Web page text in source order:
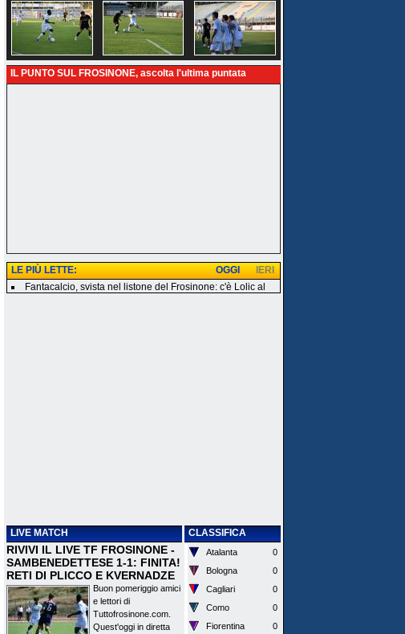
IL PUNTO SUL FROSINONE, ascolta l'ultima puntata
LE PIÙ LETTE: IERI
OGGI
Fantacalcio, svista nel listone del Frosinone: c'è Lolic al
LIVE MATCH
RIVIVI IL LIVE TF FROSINONE -
SAMBENEDETTESE 1-1: FINITA!
RETI DI PLICCO E KVERNADZE
Buon pomeriggio amici
e lettori di
Tuttofrosinone.com.
Quest'oggi in diretta
CLASSIFICA
Atalanta
0
Bologna
0
Cagliari
0
Como
0
Fiorentina
0